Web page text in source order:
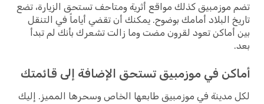
تضم موزمبيق كذلك مواقع أثرية ومتاحف تستحق الزيارة، تضع
تاريخ البلاد أمامك بوضوح. يمكنك أن تقضي أياماً في التنقل
بين أماكن تعود لقرون مضت وما زالت تشعرك بأنك لم تبدأ
بعد.
أماكن في موزمبيق تستحق الإضافة إلى قائمتك
لكل مدينة في موزمبيق طابعها الخاص وسحرها المميز. إليك